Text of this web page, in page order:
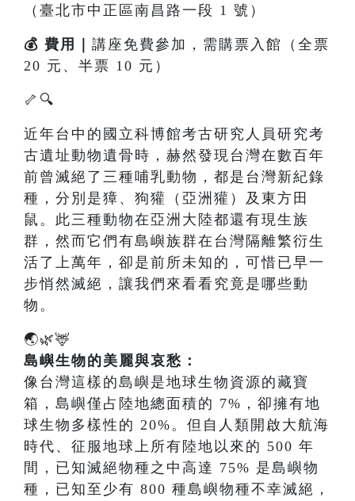
（臺北市中正區南昌路一段 1 號）
💰 費用｜ 講座免費參加，需購票入館（全票
20 元、半票 10 元）
🦴🔍
近年台中的國立科博館考古研究人員研究考
古遺址動物遺骨時，赫然發現台灣在數百年
前曾滅絕了三種哺乳動物，都是台灣新紀錄
種，分別是獐、狗獾（亞洲獾）及東方田
鼠。此三種動物在亞洲大陸都還有現生族
群，然而它們有島嶼族群在台灣隔離繁衍生
活了上萬年，卻是前所未知的，可惜已早一
步悄然滅絕，讓我們來看看究竟是哪些動
物。
🌏🌿🦌
島嶼生物的美麗與哀愁：
像台灣這樣的島嶼是地球生物資源的藏寶
箱，島嶼僅占陸地總面積的 7%，卻擁有地
球生物多樣性的 20%。但自人類開啟大航海
時代、征服地球上所有陸地以來的 500 年
間，已知滅絕物種之中高達 75% 是島嶼物
種，已知至少有 800 種島嶼物種不幸滅絕，